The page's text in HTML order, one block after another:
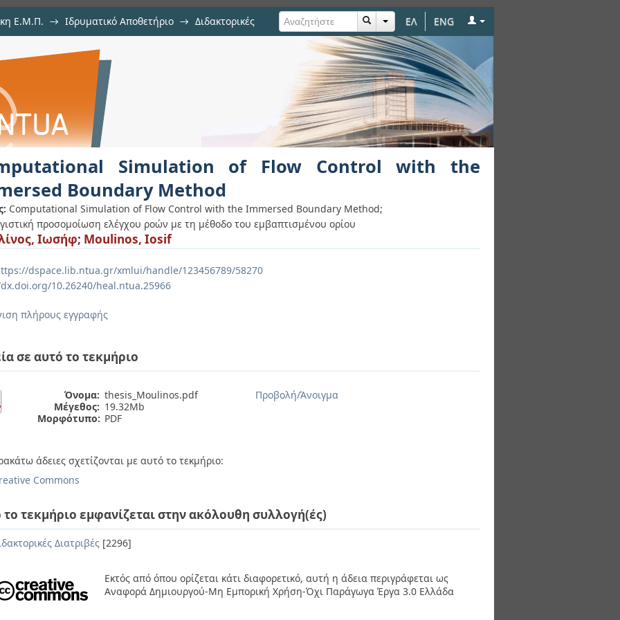
ΕΛ ENG
Ε.Μ.Π. → Ιδρυματικό Αποθετήριο → Διδακτορικές
of Flow Control with the Immersed Boundary
Simulation of Flow Control with the
Boundary Method
Computational Simulation of Flow Control with the Immersed Boundary Method;
προσομοίωση ελέγχου ροών με τη μέθοδο του εμβαπτισμένου ορίου
Ιωσήφ; Moulinos, Iosif
dspace.lib.ntua.gr/xmlui/handle/123456789/58270
10.26240/heal.ntua.25966
πλήρους εγγραφής
σε αυτό το τεκμήριο
Όνομα: thesis_Moulinos.pdf
Μέγεθος: 19.32Mb
Μορφότυπο: PDF
Προβολή/Άνοιγμα
άδειες σχετίζονται με αυτό το τεκμήριο:
Commons
το τεκμήριο εμφανίζεται στην ακόλουθη συλλογή(ές)
Διατριβές [2296]
Εκτός από όπου ορίζεται κάτι διαφορετικό, αυτή η άδεια περιγράφεται ως
Αναφορά Δημιουργού-Μη Εμπορική Χρήση-Όχι Παράγωγα Έργα 3.0 Ελλάδα